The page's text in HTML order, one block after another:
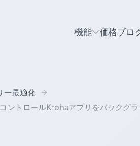
機能 価格ブロ
ー最適化
ントロールKrohaアプリをバックグ